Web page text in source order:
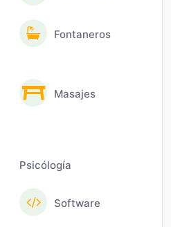
Fontaneros
Masajes
Psicólogía
Software